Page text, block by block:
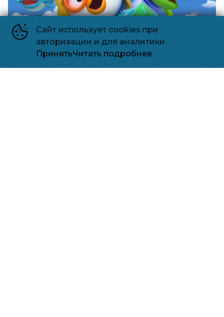
Сайт использует cookies при
авторизации и для аналитики
ПринятьЧитать подробнее